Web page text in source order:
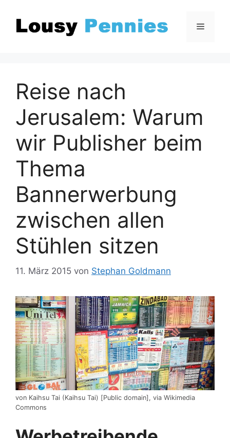
Inhalt
springen
Menü
Reise nach
Jerusalem: Warum
wir Publisher beim
Thema
Bannerwerbung
zwischen allen
Stühlen sitzen
11. März 2015 von Stephan Goldmann
von Kaihsu Tai (Kaihsu Tai) [Public domain], via Wikimedia
Commons